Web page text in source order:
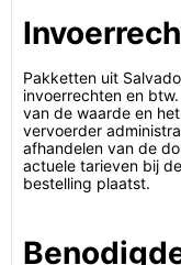
Pakketten uit
invoerrechten en
van de waarde en
vervoerder
afhandelen van de
actuele tarieven bij
bestelling plaatst.